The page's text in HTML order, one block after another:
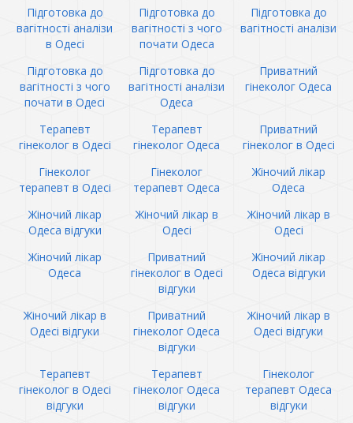
Підготовка до
вагітності аналізи
в Одесі
Підготовка до
вагітності з чого
почати Одеса
Підготовка до
вагітності аналізи
Підготовка до
вагітності з чого
почати в Одесі
Підготовка до
вагітності аналізи
Одеса
Приватний
гінеколог Одеса
Терапевт
гінеколог в Одесі
Терапевт
гінеколог Одеса
Приватний
гінеколог в Одесі
Гінеколог
терапевт в Одесі
Гінеколог
терапевт Одеса
Жіночий лікар
Одеса
Жіночий лікар
Одеса відгуки
Жіночий лікар в
Одесі
Жіночий лікар в
Одесі
Жіночий лікар
Одеса
Приватний
гінеколог в Одесі
відгуки
Жіночий лікар
Одеса відгуки
Жіночий лікар в
Одесі відгуки
Приватний
гінеколог Одеса
відгуки
Жіночий лікар в
Одесі відгуки
Терапевт
гінеколог в Одесі
відгуки
Терапевт
гінеколог Одеса
відгуки
Гінеколог
терапевт Одеса
відгуки